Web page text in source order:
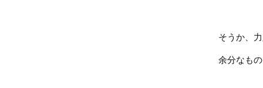
そうか、
余分なも